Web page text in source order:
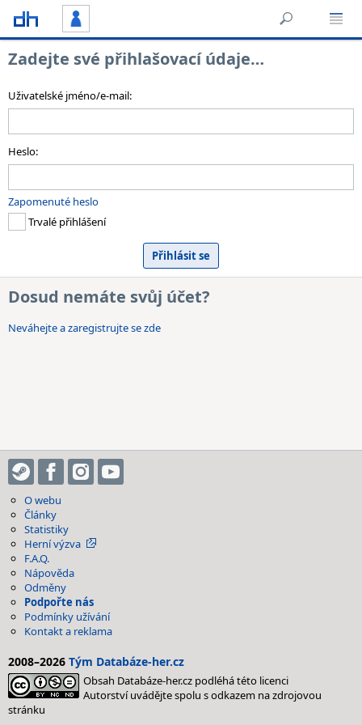
Zadejte své přihlašovací údaje…
Uživatelské jméno/e-mail:
Heslo:
Zapomenuté heslo
Trvalé přihlášení
Dosud nemáte svůj účet?
Neváhejte a zaregistrujte se zde
O webu
Články
Statistiky
Herní výzva
F.A.Q.
Nápověda
Odměny
Podpořte nás
Podmínky užívání
Kontakt a reklama
2008–2026 Tým Databáze-her.cz
Obsah Databáze-her.cz podléhá této licenci
Autorství uvádějte spolu s odkazem na zdrojovou
stránku